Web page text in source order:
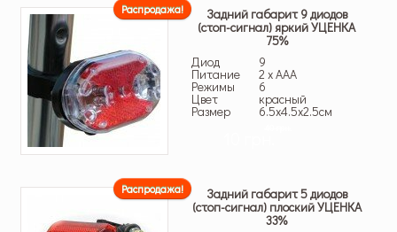
Распродажа! Задний габарит 9 диодов
(стоп-сигнал) яркий УЦЕНКА
75%
Диод
9
Питание 2 x AAA
Режимы 6
Цвет красный
Размер 6.5х4.5х2.5см
Распродажа! Задний габарит 5 диодов
(стоп-сигнал) плоский УЦЕНКА
33%